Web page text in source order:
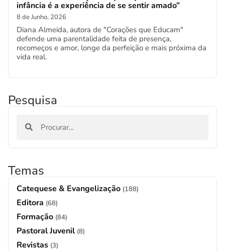
infância é a experiência de se sentir amado”
8 de Junho, 2026
Diana Almeida, autora de "Corações que Educam"
defende uma parentalidade feita de presença,
recomeços e amor, longe da perfeição e mais próxima da
vida real.
Pesquisa
Temas
Catequese & Evangelização (188)
Editora (68)
Formação (84)
Pastoral Juvenil (8)
Revistas (3)